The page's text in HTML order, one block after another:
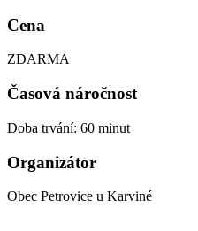
Cena
ZDARMA
Časová náročnost
Doba trvání: 60 minut
Organizátor
Obec Petrovice u Karviné